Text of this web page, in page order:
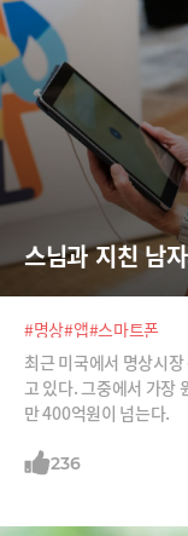
스님과 지친 남
#명상#앱#스마트폰
최근 미국에서 명상시
고 있다. 그중에서 가장
만 400억원이 넘는다.
236